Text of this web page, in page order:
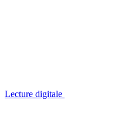
Lecture digitale